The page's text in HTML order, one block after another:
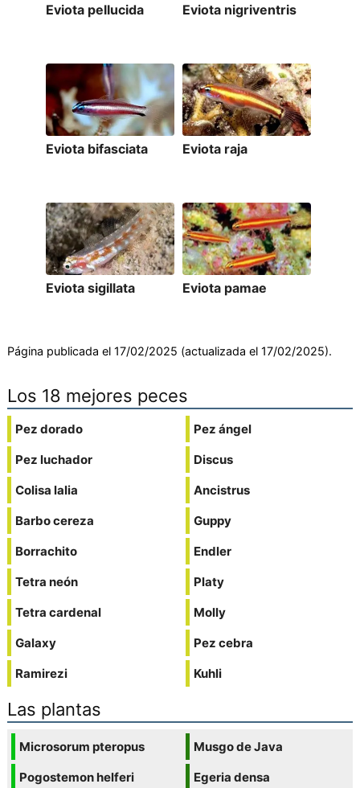
Eviota pellucida Eviota nigriventris
Eviota bifasciata Eviota raja
Eviota sigillata Eviota pamae
Página publicada el 17/02/2025 (actualizada el 17/02/2025).
Los 18 mejores peces
Pez dorado
Pez luchador
Colisa lalia
Barbo cereza
Borrachito
Tetra neón
Tetra cardenal
Galaxy
Ramirezi
Pez ángel
Discus
Ancistrus
Guppy
Endler
Platy
Molly
Pez cebra
Kuhli
Las plantas
Microsorum pteropus
Pogostemon helferi
Musgo de Java
Egeria densa